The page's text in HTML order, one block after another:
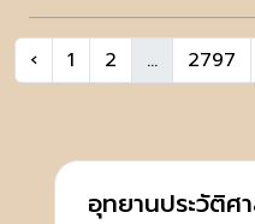
‹ 1 2 ... 2797
อุทยานประวัติศ